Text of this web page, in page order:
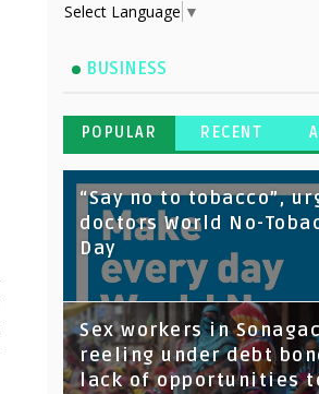
Select Language ▼
BUSINESS
POPULAR RECENT
“Say no to tobacco”,
doctors World No-
Day
Sex workers in
reeling under debt
lack of opportunities